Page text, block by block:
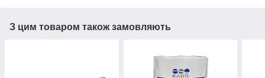
З цим товаром також замовляють